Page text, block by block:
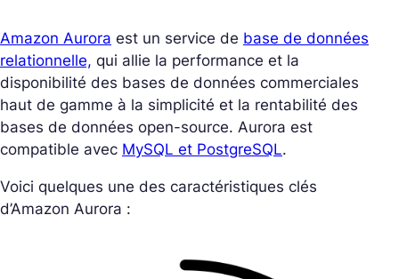
Amazon Aurora est un service de base de données
relationnelle, qui allie la performance et la
disponibilité des bases de données commerciales
haut de gamme à la simplicité et la rentabilité des
bases de données open-source. Aurora est
compatible avec MySQL et PostgreSQL.
Voici quelques une des caractéristiques clés
d’Amazon Aurora :